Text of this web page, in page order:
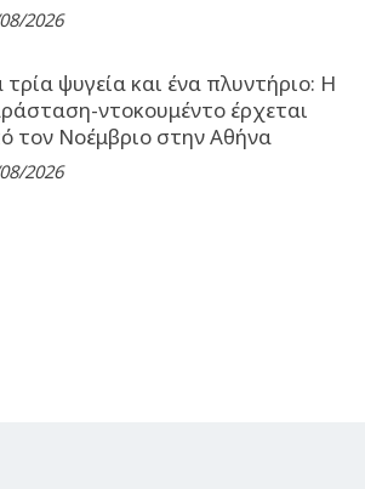
2026
τρία ψυγεία και ένα πλυντήριο: Η
ντοκουμέντο έρχεται
τον Νοέμβριο στην Αθήνα
2026